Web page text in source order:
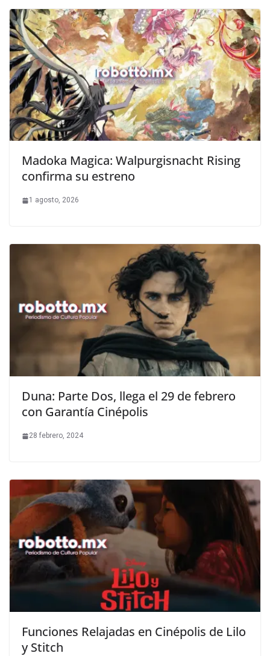
Madoka Magica: Walpurgisnacht Rising
confirma su estreno
1 agosto, 2026
Duna: Parte Dos, llega el 29 de febrero
con Garantía Cinépolis
28 febrero, 2024
Funciones Relajadas en Cinépolis de Lilo
y Stitch